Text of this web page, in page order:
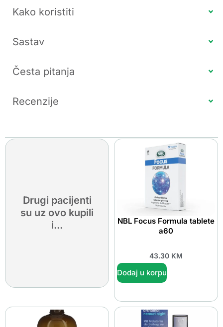
Kako koristiti
Sastav
Česta pitanja
Recenzije
Drugi pacijenti
su uz ovo kupili
i...
NBL Focus Formula tablete
a60
43.30 KM
Dodaj u korpu